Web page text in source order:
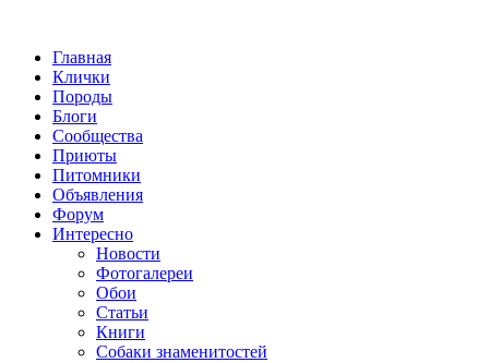
Главная
Клички
Породы
Блоги
Сообщества
Приюты
Питомники
Объявления
Форум
Интересно
Новости
Фотогалереи
Обои
Статьи
Книги
Собаки знаменитостей